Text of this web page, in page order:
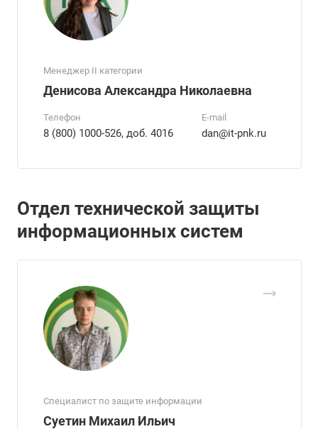
Менеджер II категории
Денисова Александра Николаевна
Телефон
8 (800) 1000-526, доб. 4016
E-mail
dan@it-pnk.ru
Отдел технической защиты
информационных систем
Специалист по защите информации
Суетин Михаил Ильич